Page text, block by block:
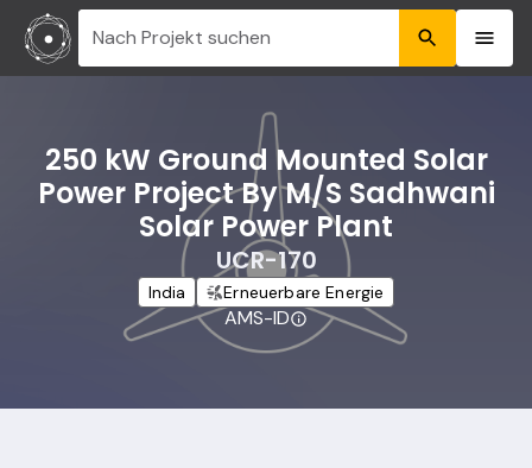
250 kW Ground Mounted Solar
Power Project By M/S Sadhwani
Solar Power Plant
UCR-170
India Erneuerbare Energie
AMS-ID